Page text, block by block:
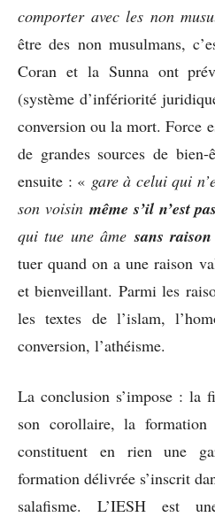
comporter avec les non
être des non musulmans,
Coran et la Sunna ont
(système d’infériorité
conversion ou la mort. Force
de grandes sources de
ensuite : « gare à celui qui
son voisin même s’il n’est
qui tue une âmesans
tuer quand on a une raison
et bienveillant. Parmi les
les textes de l’islam,
conversion, l’athéisme.
La conclusion s’impose : la
son corollaire, la
constituent en rien une
formation délivrée s’inscrit
salafisme. L’IESH est